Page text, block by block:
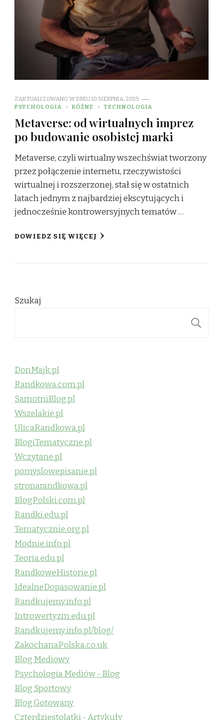
ZAKTUALIZOWANO W DNIU10 SIERPNIA, 2025
PSYCHOLOGIA
RÓŻNE TECHNOLOGIA
Metaverse: od wirtualnych imprez
po budowanie osobistej marki
Metaverse, czyli wirtualny wszechświat tworzony
przez połączenie internetu, rzeczywistości
wirtualnej i rozszerzonej, stał się w ostatnich
latach jednym z najbardziej ekscytujących i
jednocześnie kontrowersyjnych tematów …
DOWIEDZ SIĘ WIĘCEJ
Szukaj
DonMajk.pl
Randkowa.com.pl
SamotniBlog.pl
Wszelakie.pl
UlicaRandkowa.pl
BlogiTematyczne.pl
Wczytane.pl
pomyslowepisanie.pl
stronarandkowa.pl
BlogPolski.com.pl
Randki.edu.pl
Tematycznie.org.pl
Modnie.info.pl
Teoria.edu.pl
RandkoweHistorie.pl
IdealneDopasowanie.pl
Randkujemy.info.pl
Introwertyzm.edu.pl
Randkujemy.info.pl/blog/
ZakochanaPolska.co.uk
Blog Mediowy
Psychologia Mediów - Blog
Blog Sportowy
Blog Gotowany
Czterdziestolatki - Artykuły